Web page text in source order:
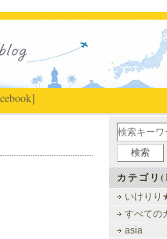
カテゴリ(
いけり
すべての
asia